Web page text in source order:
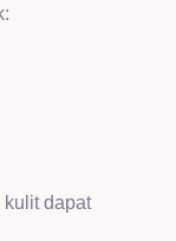
kulit dapat